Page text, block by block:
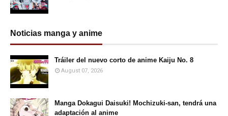
Noticias manga y anime
Tráiler del nuevo corto de anime Kaiju No. 8
August 07, 2026
Manga Dokagui Daisuki! Mochizuki-san, tendrá una
adaptación al anime